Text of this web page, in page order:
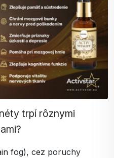
trpí rôznymi
fog), cez poruchy